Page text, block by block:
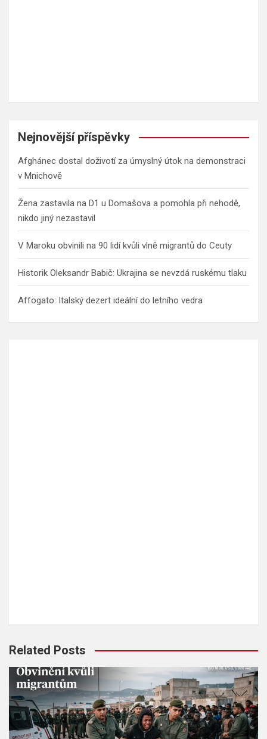
Nejnovější příspěvky
Afghánec dostal doživotí za úmyslný útok na demonstraci
v Mnichově
Žena zastavila na D1 u Domašova a pomohla při nehodě,
nikdo jiný nezastavil
V Maroku obvinili na 90 lidí kvůli vlně migrantů do Ceuty
Historik Oleksandr Babič: Ukrajina se nevzdá ruskému tlaku
Affogato: Italský dezert ideální do letního vedra
Related Posts